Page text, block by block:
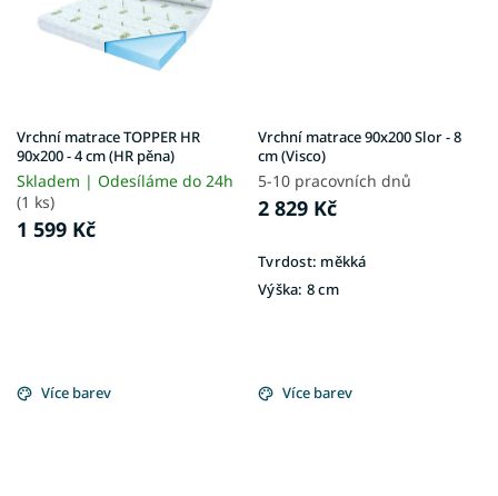
Vrchní matrace TOPPER HR
90x200 - 4 cm (HR pěna)
Skladem | Odesíláme do 24h
(1 ks)
1 599 Kč
Vrchní matrace 90x200 Slor - 8
cm (Visco)
5-10 pracovních dnů
2 829 Kč
Tvrdost: měkká
Výška: 8 cm
Více barev Více barev